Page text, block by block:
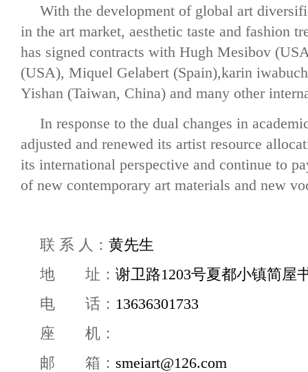
With the development of global art
in the art market, aesthetic taste and fashion
has signed contracts with Hugh Mesibov
(USA), Miquel Gelabert (Spain),karin
Yishan (Taiwan, China) and many other
In response to the dual changes in
adjusted and renewed its artist resource
its international perspective and continue to
of new contemporary art materials and new
联 系 人： 黄先生
地 址： 谢卫路1203号夏都小镇简屋
电 话： 13636301733
座 机：
邮 箱： smeiart@126.com